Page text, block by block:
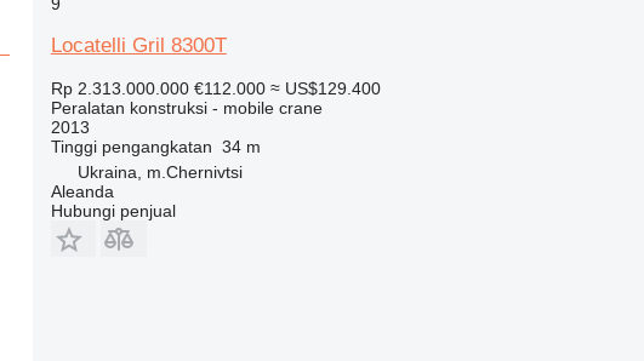
Locatelli Gril 8300T
Rp 2.313.000.000 €112.000 ≈ US$129.400
Peralatan konstruksi - mobile crane
2013
Tinggi pengangkatan 34 m
Ukraina, m.Chernivtsi
Aleanda
Hubungi penjual